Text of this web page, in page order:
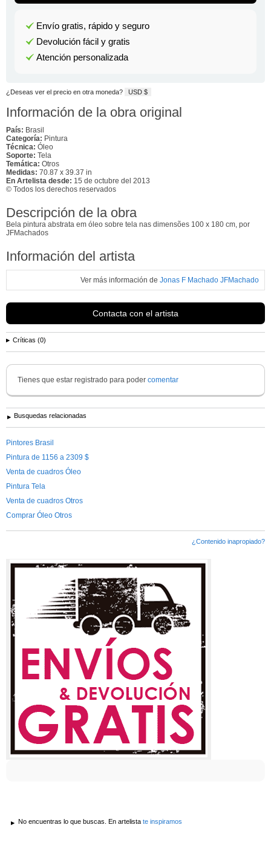
Envío gratis, rápido y seguro
Devolución fácil y gratis
Atención personalizada
¿Deseas ver el precio en otra moneda? USD $
Información de la obra original
País: Brasil
Categoría: Pintura
Técnica: Óleo
Soporte: Tela
Temática: Otros
Medidas: 70.87 x 39.37 in
En Artelista desde: 15 de octubre del 2013
© Todos los derechos reservados
Descripción de la obra
Bela pintura abstrata em óleo sobre tela nas dimensões 100 x 180 cm, por
JFMachados
Información del artista
Ver más información de Jonas F Machado JFMachado
Contacta con el artista
Críticas (0)
Tienes que estar registrado para poder comentar
Busquedas relacionadas
Pintores Brasil
Pintura de 1156 a 2309 $
Venta de cuadros Óleo
Pintura Tela
Venta de cuadros Otros
Comprar Óleo Otros
¿Contenido inapropiado?
No encuentras lo que buscas. En artelista te inspiramos